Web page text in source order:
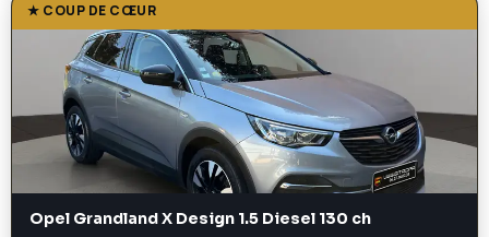
★ COUP DE CŒUR
Opel Grandland X Design 1.5 Diesel 130 ch